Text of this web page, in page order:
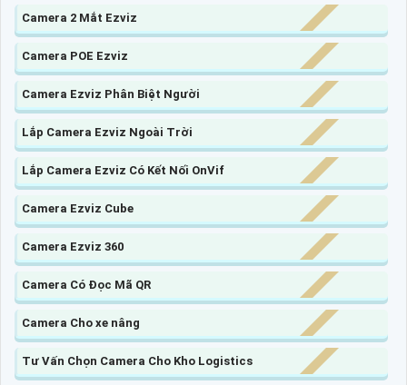
Camera 2 Mắt Ezviz
Camera POE Ezviz
Camera Ezviz Phân Biệt Người
Lắp Camera Ezviz Ngoài Trời
Lắp Camera Ezviz Có Kết Nối OnVif
Camera Ezviz Cube
Camera Ezviz 360
Camera Có Đọc Mã QR
Camera Cho xe nâng
Tư Vấn Chọn Camera Cho Kho Logistics